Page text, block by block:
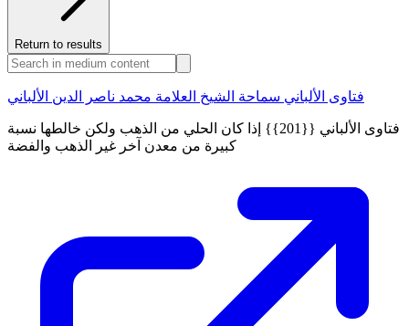
Return to results
فتاوى الألباني سماحة الشيخ العلامة محمد ناصر الدين الألباني
فتاوى الألباني {{201}} إذا كان الحلي من الذهب ولكن خالطها نسبة
كبيرة من معدن آخر غير الذهب والفضة